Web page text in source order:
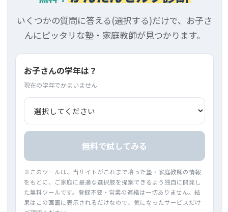
いくつかの質問に答える(選択する)だけで、お子さ
んにピッタリな塾・家庭教師が見つかります。
お子さんの学年は？
現在の学年でかまいません
無料で試してみる
※このツールは、当サイトがこれまで培った塾・家庭教師の情報
をもとに、ご家庭に最適な選択肢を提案できるよう独自に開発し
た無料ツールです。登録不要・営業の連絡は一切ありません。結
果はこの画面に表示されるだけなので、気になったサービスだけ